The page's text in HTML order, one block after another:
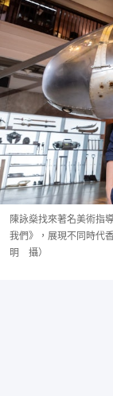
陳詠燊找來著名美術指
我們》，展現不同時代
明 攝）